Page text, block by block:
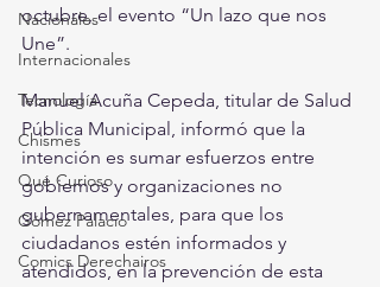
Nacionales
Internacionales
Tecnología
Chismes
Qué Curioso
Gómez Palacio
Comics Derechairos
octubre, el evento “Un lazo que nos
Une”.
Manuel Acuña Cepeda, titular de Salud
Pública Municipal, informó que la
intención es sumar esfuerzos entre
gobiernos y organizaciones no
gubernamentales, para que los
ciudadanos estén informados y
atendidos, en la prevención de esta